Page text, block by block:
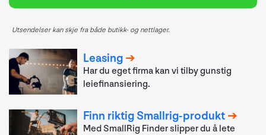
Utsendelser kan skje fra både butikk- og nettlager.
Leasing
Har du eget firma kan vi tilby gunstig
leiefinansiering.
Finn riktig Smallrig-produkt
Med SmallRig Finder slipper du å lete